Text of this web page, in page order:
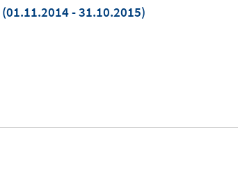
(01.11.2014 - 31.10.2015)